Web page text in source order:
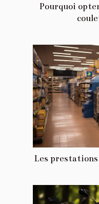
Pourquoi
Les